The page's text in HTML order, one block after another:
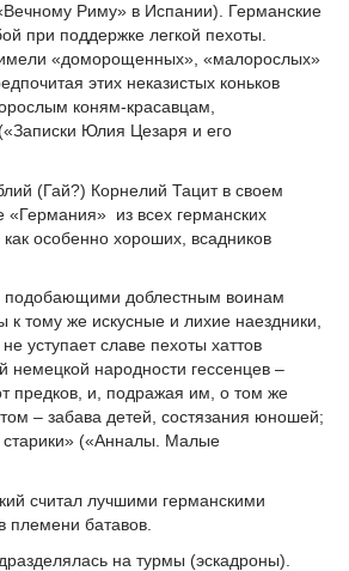
Риму» в Испании). Германские
при поддержке легкой пехоты.
«доморощенных», «малорослых»
этих неказистых коньков
коням-красавцам,
Юлия Цезаря и его
(Гай?) Корнелий Тацит в своем
«Германия» из всех германских
как особенно хороших, всадников
доблестным воинам
к тому же искусные и лихие наездники,
уступает славе пехоты хаттов
немецкой народности гессенцев –
предков, и, подражая им, о том же
– забава детей, состязания юношей;
старики» («Анналы. Малые
считал лучшими германскими
племени батавов.
на турмы (эскадроны).